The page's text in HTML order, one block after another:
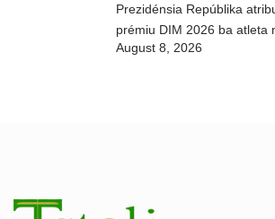
Prezidénsia Repúblika
prémiu DIM 2026 ba atleta
na’in sira
August 8, 2026